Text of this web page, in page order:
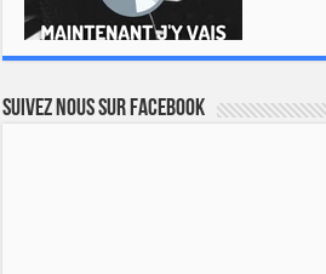
Suivez nous sur Facebook